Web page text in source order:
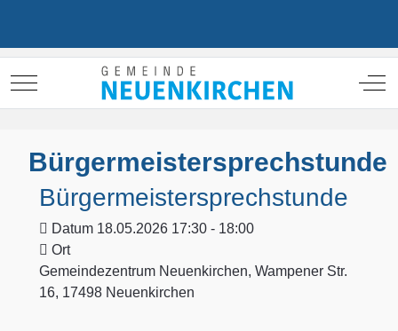
Mobile Menu Toggle Off-
Bürgermeistersprechstunde
Bürgermeistersprechstunde
Datum 18.05.2026 17:30 - 18:00
Ort
Gemeindezentrum Neuenkirchen, Wampener Str.
16, 17498 Neuenkirchen